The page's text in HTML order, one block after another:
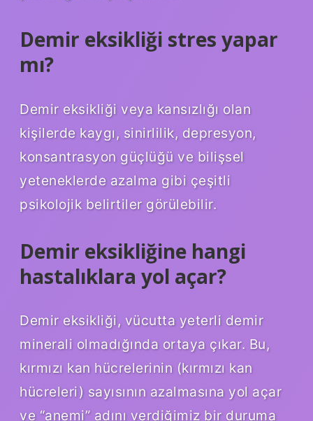
Demir eksikliği stres yapar
mı?
Demir eksikliği veya kansızlığı olan
kişilerde kaygı, sinirlilik, depresyon,
konsantrasyon güçlüğü ve bilişsel
yeteneklerde azalma gibi çeşitli
psikolojik belirtiler görülebilir.
Demir eksikliğine hangi
hastalıklara yol açar?
Demir eksikliği, vücutta yeterli demir
minerali olmadığında ortaya çıkar. Bu,
kırmızı kan hücrelerinin (kırmızı kan
hücreleri) sayısının azalmasına yol açar
ve “anemi” adını verdiğimiz bir duruma